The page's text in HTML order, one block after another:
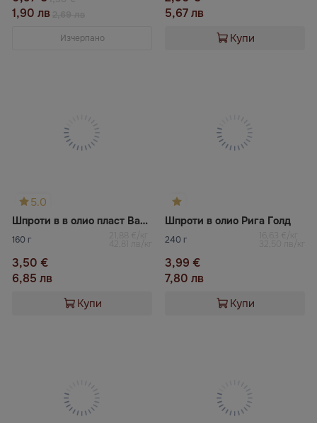
1,90 лв
Изчерпано
5,67 лв
Купи
5.0
Шпроти в в олио пласт Banga
160 г 21,88 €/кг
42,81 лв/кг
3,50 €
6,85 лв
Купи
Шпроти в олио Рига Голд
240 г 16,63 €/кг
32,50 лв/кг
3,99 €
7,80 лв
Купи